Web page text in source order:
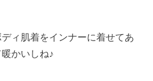
ィ肌着をインナーに着せてあ
かいしね♪